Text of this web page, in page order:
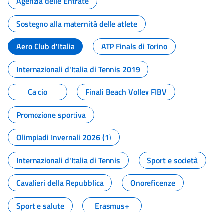
Sostegno alla maternità delle atlete
Aero Club d'Italia
ATP Finals di Torino
Internazionali d'Italia di Tennis 2019
Calcio
Finali Beach Volley FIBV
Promozione sportiva
Olimpiadi Invernali 2026 (1)
Internazionali d'Italia di Tennis
Sport e società
Cavalieri della Repubblica
Onoreficenze
Sport e salute
Erasmus+